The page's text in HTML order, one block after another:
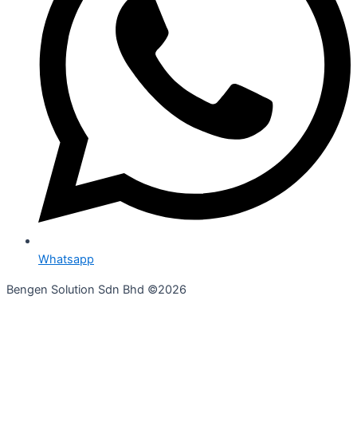
Whatsapp
Bengen Solution Sdn Bhd ©2026